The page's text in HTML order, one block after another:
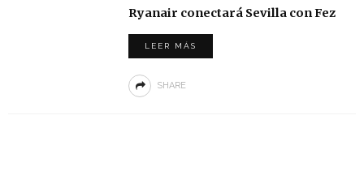
Ryanair conectará Sevilla con Fez
LEER MÁS
SHARE